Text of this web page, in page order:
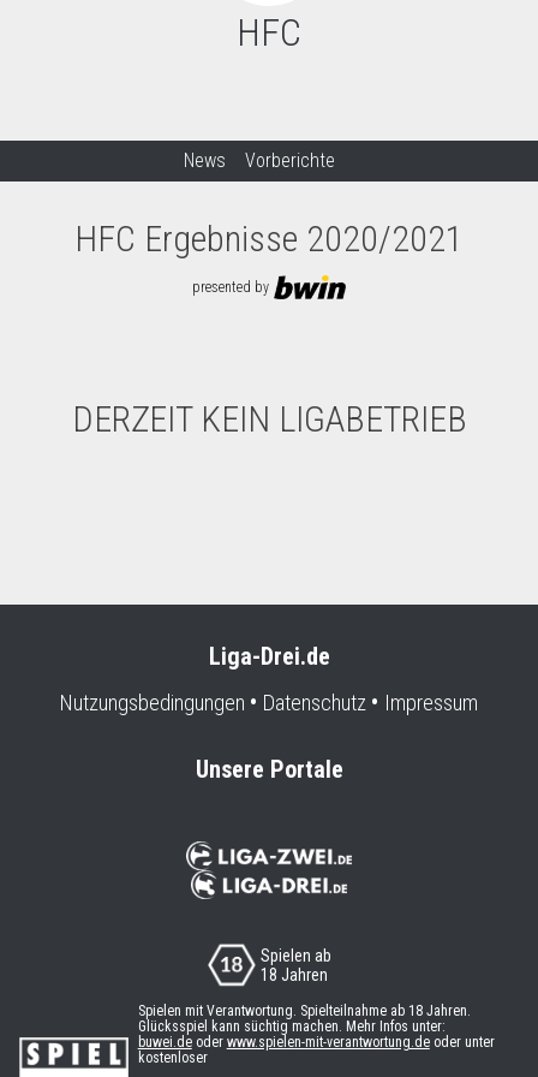
HFC
News Vorberichte
HFC Ergebnisse 2020/2021
presented by
DERZEIT KEIN LIGABETRIEB
Liga-Drei.de
Nutzungsbedingungen Datenschutz Impressum
Unsere Portale
Spielen ab
18 Jahren
Spielen mit Verantwortung. Spielteilnahme ab 18 Jahren.
Glücksspiel kann süchtig machen. Mehr Infos unter:
buwei.deoder www.spielen-mit-verantwortung.deoder unter
kostenloser